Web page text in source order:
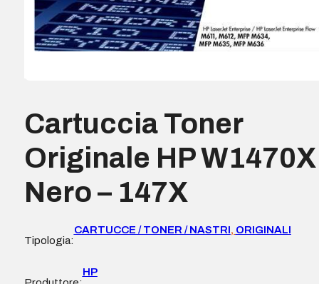
Cartuccia Toner
Originale HP W1470X
Nero – 147X
Tipologia:
CARTUCCE / TONER / NASTRI, ORIGINALI
HP